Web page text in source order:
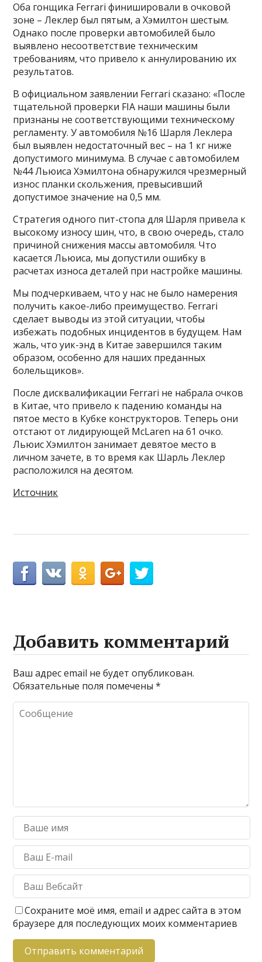
Оба гонщика Ferrari финишировали в очковой
зоне – Леклер был пятым, а Хэмилтон шестым.
Однако после проверки автомобилей было
выявлено несоответствие техническим
требованиям, что привело к аннулированию их
результатов.
В официальном заявлении Ferrari сказано: «После
тщательной проверки FIA наши машины были
признаны не соответствующими техническому
регламенту. У автомобиля №16 Шарля Леклера
был выявлен недостаточный вес – на 1 кг ниже
допустимого минимума. В случае с автомобилем
№44 Льюиса Хэмилтона обнаружился чрезмерный
износ планки скольжения, превысивший
допустимое значение на 0,5 мм.
Стратегия одного пит-стопа для Шарля привела к
высокому износу шин, что, в свою очередь, стало
причиной снижения массы автомобиля. Что
касается Льюиса, мы допустили ошибку в
расчетах износа деталей при настройке машины.
Мы подчеркиваем, что у нас не было намерения
получить какое-либо преимущество. Ferrari
сделает выводы из этой ситуации, чтобы
избежать подобных инцидентов в будущем. Нам
жаль, что уик-энд в Китае завершился таким
образом, особенно для наших преданных
болельщиков».
После дисквалификации Ferrari не набрала очков
в Китае, что привело к падению команды на
пятое место в Кубке конструкторов. Теперь они
отстают от лидирующей McLaren на 61 очко.
Льюис Хэмилтон занимает девятое место в
личном зачете, в то время как Шарль Леклер
расположился на десятом.
Источник
Добавить комментарий
Ваш адрес email не будет опубликован.
Обязательные поля помечены*
Сохраните моё имя, email и адрес сайта в этом
браузере для последующих моих комментариев